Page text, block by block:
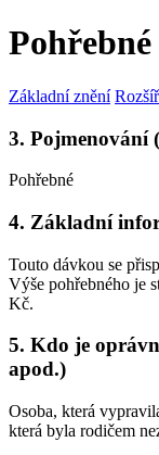
Pohřebné
Základní znění
3. Pojmenování
Pohřebné
4. Základní
Touto dávkou se
Výše pohřebného je
Kč.
5. Kdo je
apod.)
Osoba, která
která byla rodičem